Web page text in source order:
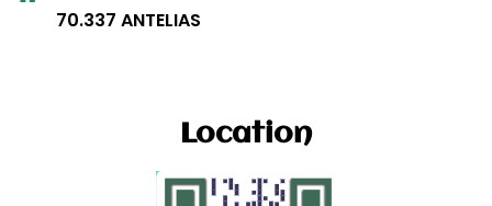
70.337 ANTELIAS
Location